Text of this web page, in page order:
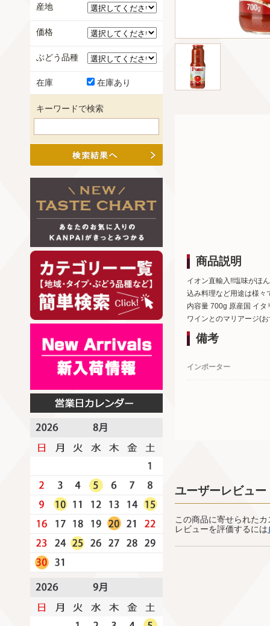
商品説明
イオン直輸入!!塩味がほ
込み料理など用途は様々
内容量 700g 原産国 イタ
ワインとのマリアージ(
備考
インポーター
ユーザーレビュー
この商品に寄せられた
レビューを評価するには
産地
価格
ぶどう品種
在庫 在庫あり
キーワードで検索